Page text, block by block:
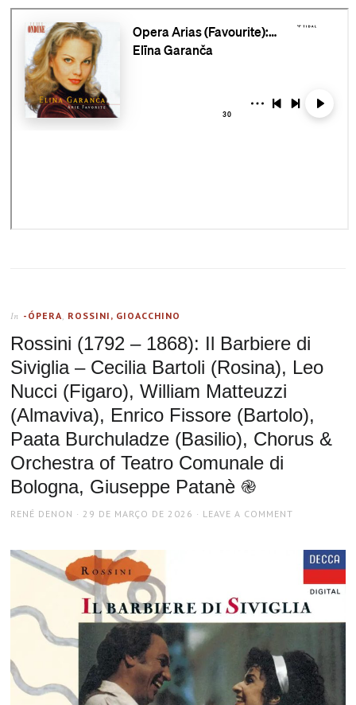
In -ÓPERA, ROSSINI, GIOACCHINO
Rossini (1792 – 1868): Il Barbiere di
Siviglia – Cecilia Bartoli (Rosina), Leo
Nucci (Figaro), William Matteuzzi
(Almaviva), Enrico Fissore (Bartolo),
Paata Burchuladze (Basilio), Chorus &
Orchestra of Teatro Comunale di
Bologna, Giuseppe Patanè ֎
AUTHOR
RENÉ DENON
POSTED
29 DE MARÇO DE 2026 LEAVE A COMMENT